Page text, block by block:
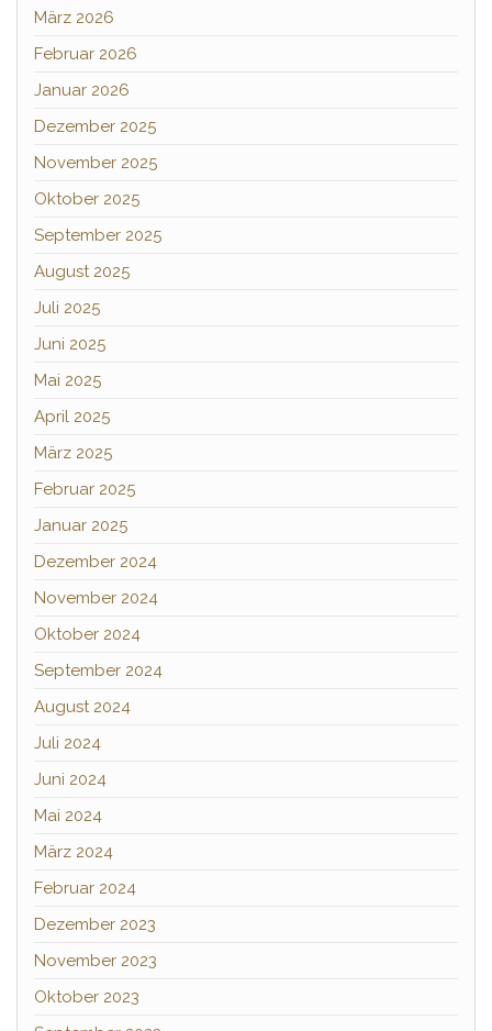
März 2026
Februar 2026
Januar 2026
Dezember 2025
November 2025
Oktober 2025
September 2025
August 2025
Juli 2025
Juni 2025
Mai 2025
April 2025
März 2025
Februar 2025
Januar 2025
Dezember 2024
November 2024
Oktober 2024
September 2024
August 2024
Juli 2024
Juni 2024
Mai 2024
März 2024
Februar 2024
Dezember 2023
November 2023
Oktober 2023